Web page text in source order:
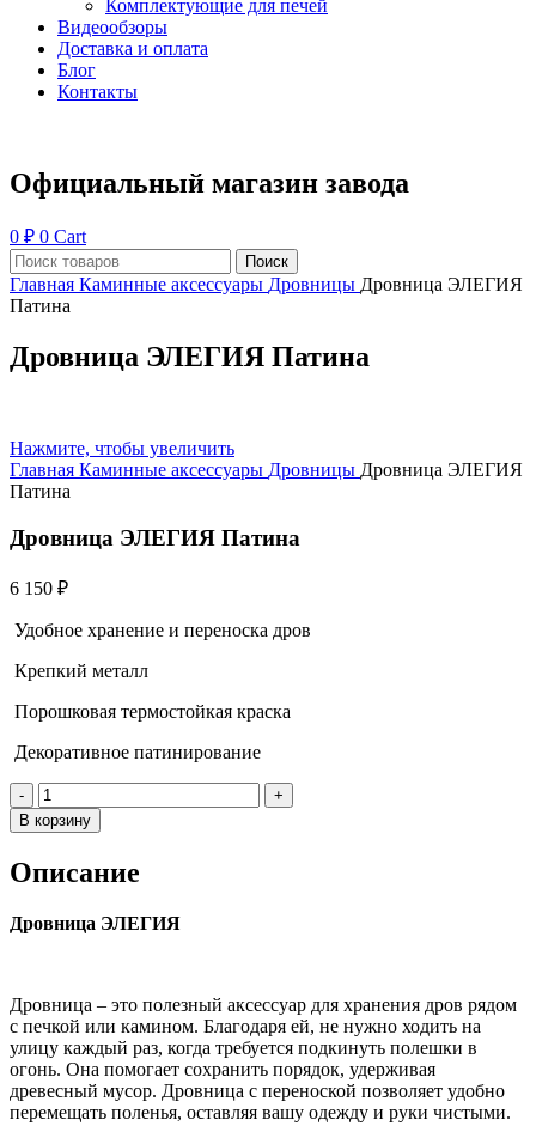
Комплектующие для печей
Видеообзоры
Доставка и оплата
Блог
Контакты
Официальный магазин завода
0 ₽ 0 Cart
Поиск
Главная Каминные аксессуары Дровницы Дровница ЭЛЕГИЯ
Патина
Дровница ЭЛЕГИЯ Патина
Нажмите, чтобы увеличить
Главная Каминные аксессуары Дровницы Дровница ЭЛЕГИЯ
Патина
Дровница ЭЛЕГИЯ Патина
6 150 ₽
Удобное хранение и переноска дров
Крепкий металл
Порошковая термостойкая краска
Декоративное патинирование
Количество
товара
Дровница
Патина
В корзину
Описание
Дровница ЭЛЕГИЯ
Дровница – это полезный аксессуар для хранения дров рядом
с печкой или камином. Благодаря ей, не нужно ходить на
улицу каждый раз, когда требуется подкинуть полешки в
огонь. Она помогает сохранить порядок, удерживая
древесный мусор. Дровница с переноской позволяет удобно
перемещать поленья, оставляя вашу одежду и руки чистыми.